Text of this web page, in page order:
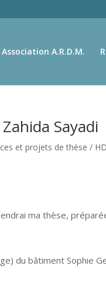
Association A.R.D.M.
Sayadi
et projets de thèse /
ma thèse,
du bâtiment Sophie